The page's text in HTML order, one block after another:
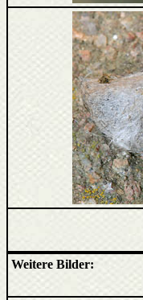
Weitere Bilder: